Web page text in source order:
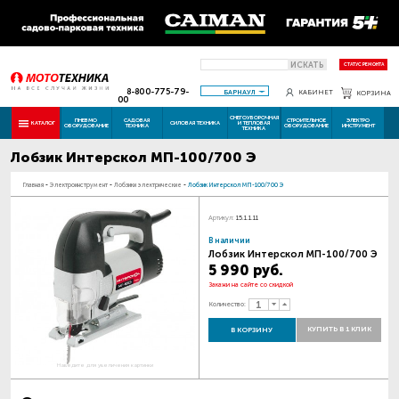
ИСКАТЬ СТАТУС РЕМОНТА
8-800-775-79-
00
БАРНАУЛ КАБИНЕТ КОРЗИНА
КАТАЛОГ ПНЕВМО
ОБОРУДОВАНИЕ
САДОВАЯ
ТЕХНИКА СИЛОВАЯ ТЕХНИКА
СНЕГОУБОРОЧНАЯ
И ТЕПЛОВАЯ
ТЕХНИКА
СТРОИТЕЛЬНОЕ
ОБОРУДОВАНИЕ
ЭЛЕКТРО
ИНСТРУМЕНТ
Лобзик Интерскол МП-100/700 Э
Главная - Электроинструмент - Лобзики электрические - Лобзик Интерскол МП-100/700 Э
Наведите для увеличения картинки
Артикул: 15.1.1.11
В наличии
Лобзик Интерскол МП-100/700 Э
5 990 руб.
Закажи на сайте со скидкой
Количество:
В КОРЗИНУ КУПИТЬ В 1 КЛИК